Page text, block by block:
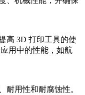
高 3D 打印工具的使
用中的性能，如航
耐用性和耐腐蚀性。